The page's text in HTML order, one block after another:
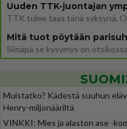
Mitä tuot pöytään
Muistatko? Kädestä suuhun
Henry-miljonääriltä
VINKKI: Mies ja alaston ase -